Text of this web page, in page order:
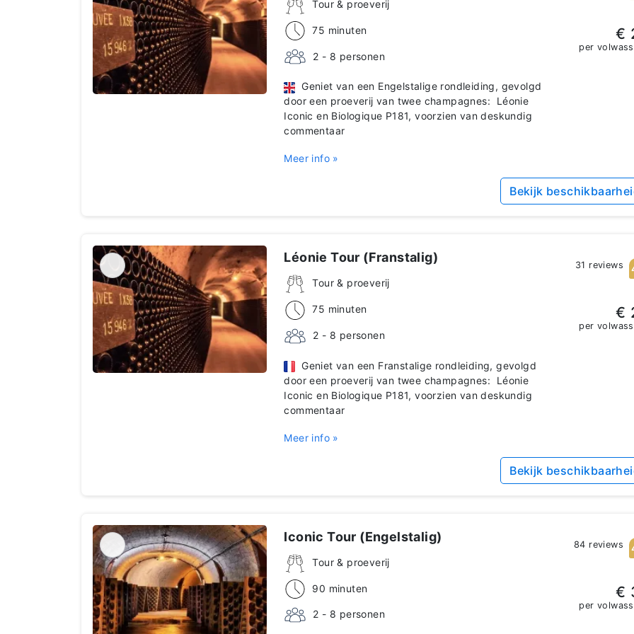
Tour & proeverij
75 minuten
2 - 8 personen
Geniet van een Engelstalige rondleiding, gevolgd
door een proeverij van twee champagnes: Léonie
Iconic en Biologique P181, voorzien van deskundig
commentaar
Meer info »
€
per
Bekijk
Léonie Tour (Franstalig)
Tour & proeverij
75 minuten
2 - 8 personen
Geniet van een Franstalige rondleiding, gevolgd
door een proeverij van twee champagnes: Léonie
Iconic en Biologique P181, voorzien van deskundig
commentaar
Meer info »
31 reviews
€
per
Bekijk
Iconic Tour (Engelstalig)
Tour & proeverij
90 minuten
2 - 8 personen
84 reviews
€
per